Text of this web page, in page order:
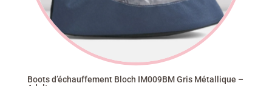
Boots d’échauffement Bloch IM009BM Gris Métallique –